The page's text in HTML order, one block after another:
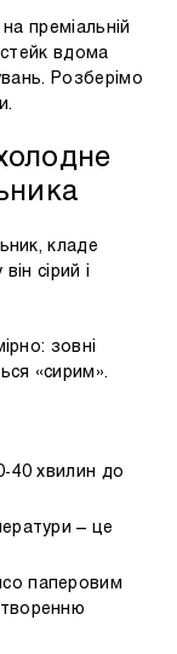
преміальній
стейк вдома
Розберімо
кладе
сірий і
зовні
«сирим».
40 хвилин до
– це
паперовим